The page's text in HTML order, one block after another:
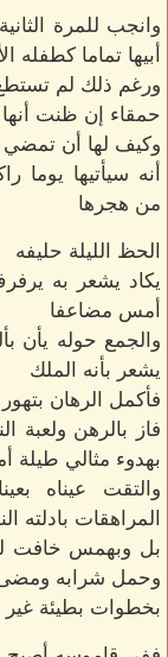
وانجب للمرة
أبيها تماما كطفله
ورغم ذلك لم
حمقاء إن ظنت
وكيف لها أن تمضي
أنه سيأتيها يوما
من هجرها
الحظ الليلة حليفه
يكاد يشعر به
أمس مضاعفا
والجمع حوله يأن
يشعر بأنه الملك
فأكمل الرهان
فاز بالرهن ولعبة
بهدوء مثالي طيلة
والتقت عيناه
المراهقات بادلته
بل وبهمس خافت
وحمل شرابه ومضى
بخطوات بطيئة غير